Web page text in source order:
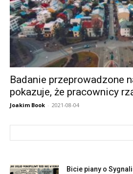
Badanie przeprowadzone
pokazuje, że pracownicy
Joakim Book - 2021-08-04
Bicie piany o